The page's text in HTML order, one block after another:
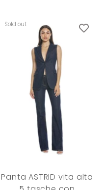
Sold out
Panta ASTRID vita alta